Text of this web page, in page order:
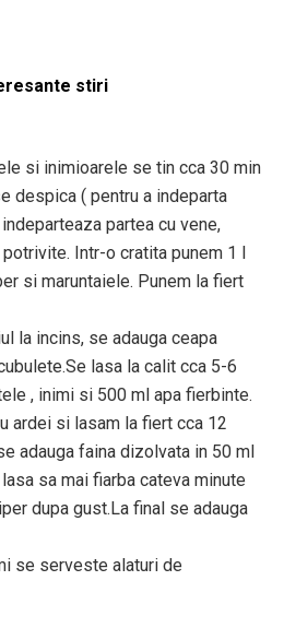
stiri
si inimioarele se tin cca 30 min
despica ( pentru a indeparta
partea cu vene,
Intr-o cratita punem 1 l
si maruntaiele. Punem la fiert
la incins, se adauga ceapa
lasa la calit cca 5-6
, inimi si 500 ml apa fierbinte.
ardei si lasam la fiert cca 12
adauga faina dizolvata in 50 ml
sa mai fiarba cateva minute
dupa gust.La final se adauga
se serveste alaturi de